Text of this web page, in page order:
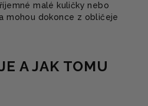
malé kuličky nebo
mohou dokonce z obličeje
A JAK TOMU